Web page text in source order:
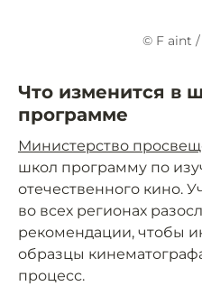
© F aint /
Что изменится в
программе
Министерство
школ программу по
отечественного кино.
во всех регионах
рекомендации, чтобы
образцы
процесс.